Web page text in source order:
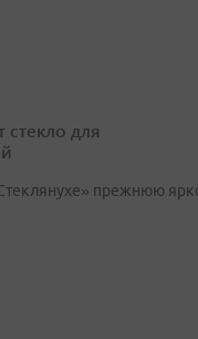
стекло для
прежнюю